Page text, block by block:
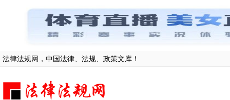
法律法规网，中国法律、法规、政策文库！